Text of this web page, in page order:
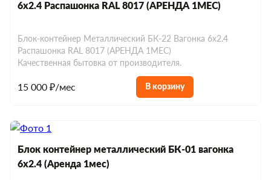
6х2.4 Распашонка RAL 8017 (АРЕНДА 1МЕС)
Блок-контейнер Металлический БК-22 Вагонка 6х2.4
Распашонка RAL 8017 (АРЕНДА 1МЕС)
Качественная бытовка от производителя.
15 000 ₽/мес В корзину
Блок контейнер металлический БК-01 вагонка
6х2.4 (Аренда 1мес)